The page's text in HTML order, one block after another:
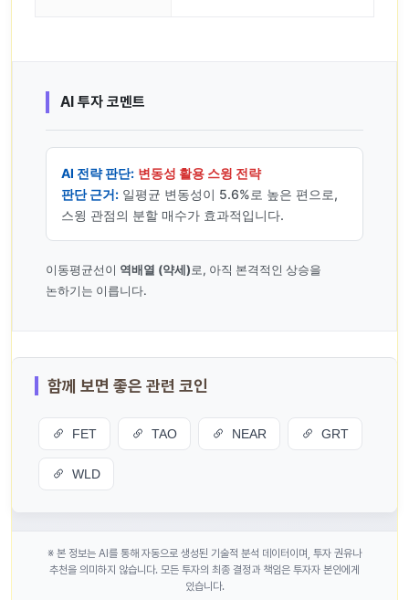
AI 투자 코멘트
AI 전략 판단: 변동성 활용 스윙 전략
판단 근거: 일평균 변동성이 5.6%로 높은 편으로,
스윙 관점의 분할 매수가 효과적입니다.
이동평균선이 역배열 (약세)로, 아직 본격적인 상승을
논하기는 이릅니다.
함께 보면 좋은 관련 코인
FET TAO NEAR GRT
WLD
※ 본 정보는 AI를 통해 자동으로 생성된 기술적 분석 데이터이며, 투자 권유나
추천을 의미하지 않습니다. 모든 투자의 최종 결정과 책임은 투자자 본인에게
있습니다.